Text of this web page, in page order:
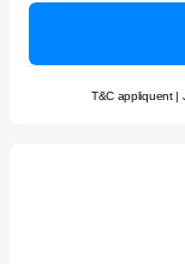
T&C appliquent |